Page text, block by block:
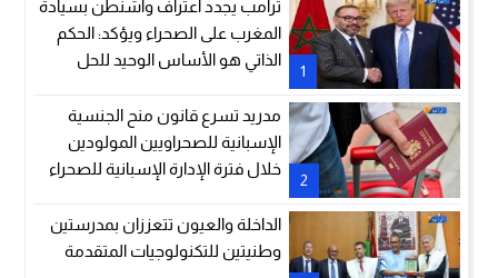
1
ترامب يجدد اعتراف واشنطن بسيادة
المغرب على الصحراء ويؤكد: الحكم
الذاتي هو الأساس الوحيد للحل
2
مدريد تسرع قانون منح الجنسية
الإسبانية للصحراويين المولودين
خلال فترة الإدارة الإسبانية للصحراء
الداخلة والعيون تتعززان بمدرستين
وطنيتين للتكنولوجيات المتقدمة